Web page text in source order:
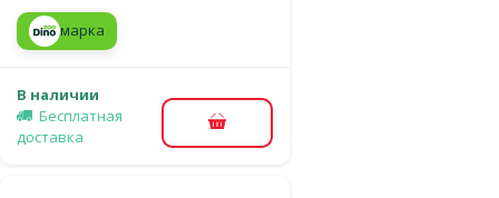
марка
В наличии
Бесплатная
доставка
В корзину